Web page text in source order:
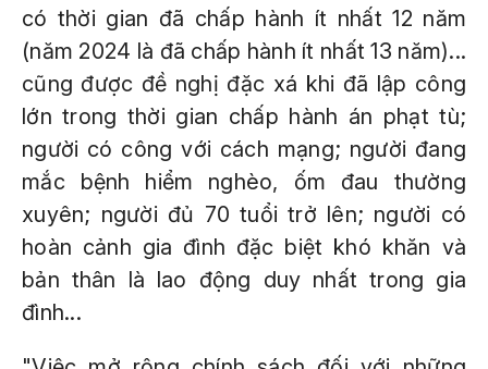
có thời gian đã chấp hành ít nhất 12 năm
(năm 2024 là đã chấp hành ít nhất 13 năm)...
cũng được đề nghị đặc xá khi đã lập công
lớn trong thời gian chấp hành án phạt tù;
người có công với cách mạng; người đang
mắc bệnh hiểm nghèo, ốm đau thường
xuyên; người đủ 70 tuổi trở lên; người có
hoàn cảnh gia đình đặc biệt khó khăn và
bản thân là lao động duy nhất trong gia
đình...